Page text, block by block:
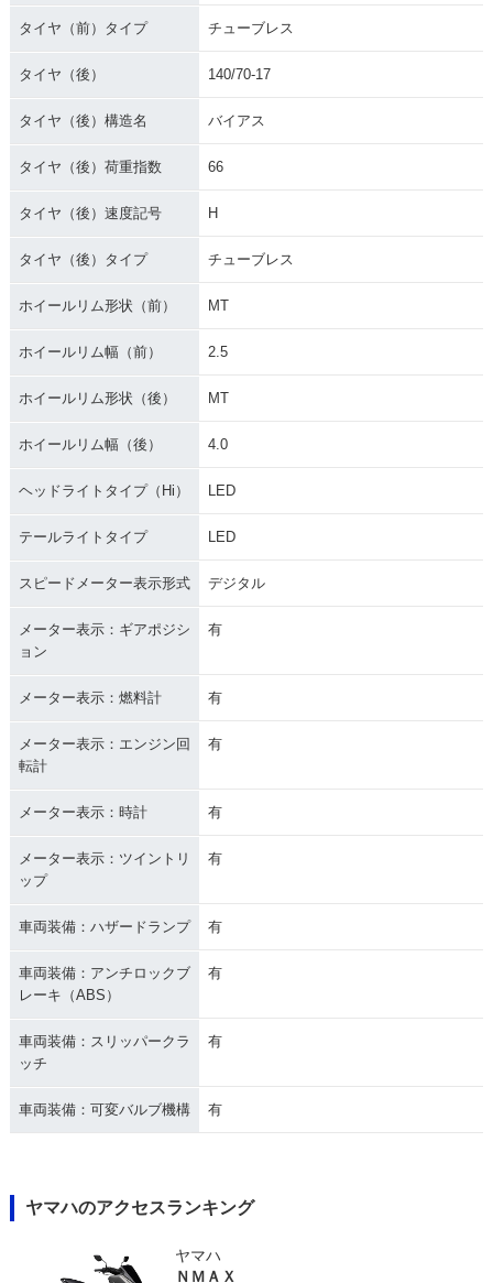
タイヤ（前）タイプ チューブレス
タイヤ（後） 140/70-17
タイヤ（後）構造名 バイアス
タイヤ（後）荷重指数 66
タイヤ（後）速度記号 H
タイヤ（後）タイプ チューブレス
ホイールリム形状（前） MT
ホイールリム幅（前） 2.5
ホイールリム形状（後） MT
ホイールリム幅（後） 4.0
ヘッドライトタイプ（Hi） LED
テールライトタイプ LED
スピードメーター表示形式 デジタル
メーター表示：ギアポジシ
ョン
有
メーター表示：燃料計 有
メーター表示：エンジン回
転計
有
メーター表示：時計 有
メーター表示：ツイントリ
ップ
有
車両装備：ハザードランプ 有
車両装備：アンチロックブ
レーキ（ABS）
有
車両装備：スリッパークラ
ッチ
有
車両装備：可変バルブ機構 有
ヤマハのアクセスランキング
ヤマハ
ＮＭＡＸ